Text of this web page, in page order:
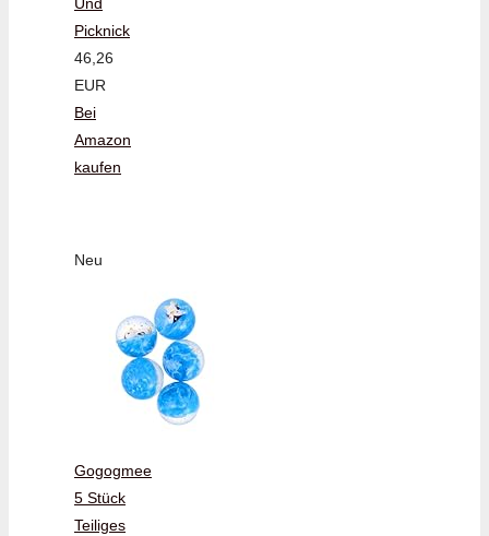
Und
Picknick
46,26
EUR
Bei
Amazon
kaufen
Neu
Gogogmee
5 Stück
Teiliges